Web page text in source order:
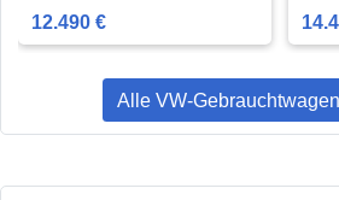
"Xenon"Navi"Si
12.490 €
Alle VW-